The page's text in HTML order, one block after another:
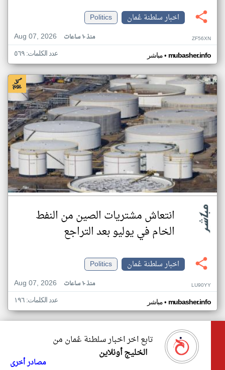
اخبار سلطنة عُمان
Politics
Aug 07, 2026
منذ ١٠ ساعات ZF56XN
مباشر• mubasher.info عدد الكلمات: ٥٦٩
انتعاش مشتريات الصين من النفط
الخام في يوليو بعد التراجع
اخبار سلطنة عُمان
Politics
Aug 07, 2026
منذ ١٠ ساعات LU90YY
مباشر• mubasher.info عدد الكلمات: ١٩٦
تابع اخر اخبار سلطنة عُمان من
الخليج أونلاين
مصادر أخرى